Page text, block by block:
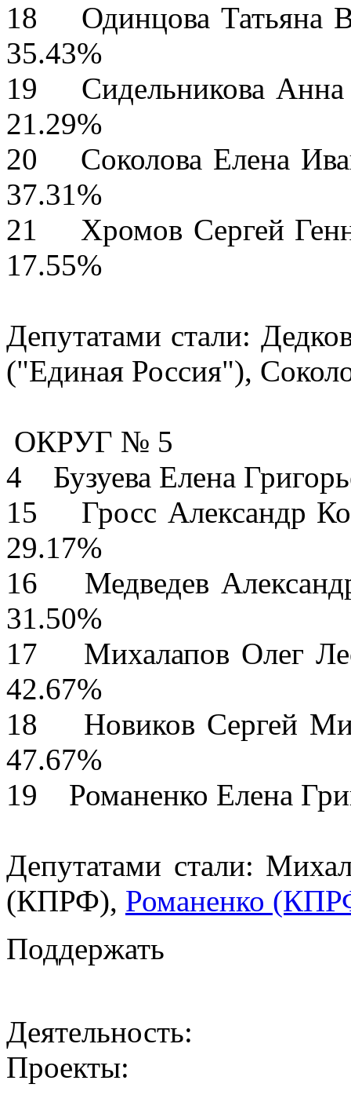
18 Одинцова
35.43%
19
21.29%
20 Соколова
37.31%
21 Хромов
17.55%
Депутатами стали:
("Единая Россия"),
ОКРУГ № 5
4 Бузуева Елена
15 Гросс
29.17%
16 Медведев
31.50%
17 Михалапов
42.67%
18 Новиков
47.67%
19 Романенко
Депутатами стали:
(КПРФ), Романенко
Поддержать
Деятельность:
Проекты: